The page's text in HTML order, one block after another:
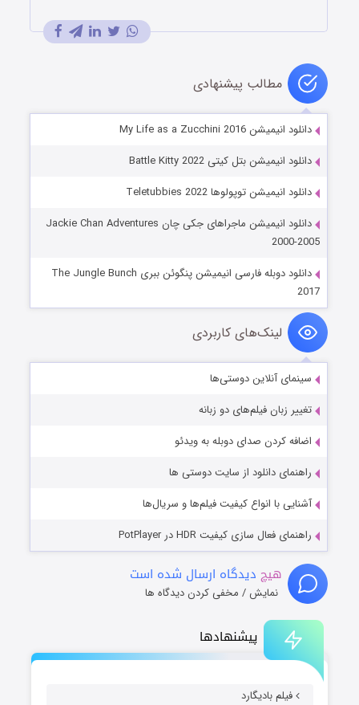
پیشنهادها
فیلم بادیگارد
مطالب پیشنهادی
دانلود انیمیشن My Life as a Zucchini 2016
دانلود انیمیشن بتل کیتی Battle Kitty 2022
دانلود انیمیشن توپولوها Teletubbies 2022
دانلود انیمیشن ماجراهای جکی چان Jackie Chan Adventures
2000-2005
دانلود دوبله فارسی انیمیشن پنگوئن ببری The Jungle Bunch
2017
لینک‌های کاربردی
سینمای آنلاین دوستی‌ها
تغییر زبان فیلم‌های دو زبانه
اضافه کردن صدای دوبله به ویدئو
راهنمای دانلود از سایت دوستی ها
آشنایی با انواع کیفیت فیلم‌ها و سریال‌ها
راهنمای فعال سازی کیفیت HDR در PotPlayer
هیچ دیدگاه ارسال شده است
نمایش / مخفی کردن دیدگاه ها